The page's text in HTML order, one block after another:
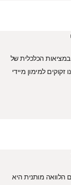
צורך במציאות הכלכלית של
למימון מיידי
הלוואה מותנית היא